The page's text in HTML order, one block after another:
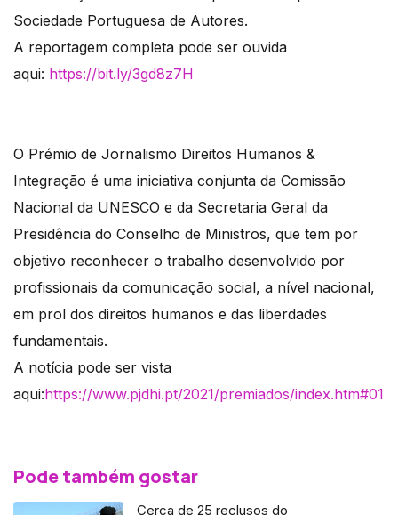
Sociedade Portuguesa de Autores.
A reportagem completa pode ser ouvida
aqui: https://bit.ly/3gd8z7H
O Prémio de Jornalismo Direitos Humanos &
Integração é uma iniciativa conjunta da Comissão
Nacional da UNESCO e da Secretaria Geral da
Presidência do Conselho de Ministros, que tem por
objetivo reconhecer o trabalho desenvolvido por
profissionais da comunicação social, a nível nacional,
em prol dos direitos humanos e das liberdades
fundamentais.
A notícia pode ser vista
aqui:https://www.pjdhi.pt/2021/premiados/index.htm#01
Pode também gostar
Cerca de 25 reclusos do